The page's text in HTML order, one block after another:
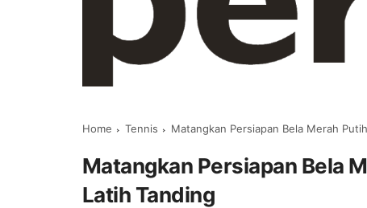
Home Tennis Matangkan Persiapan Bela Merah
Matangkan Persiapan Bela
Latih Tanding